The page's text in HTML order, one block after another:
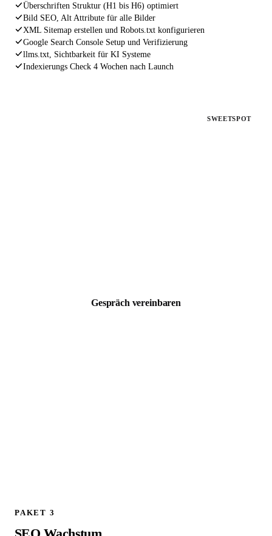
Überschriften Struktur (H1 bis H6) optimiert
Bild SEO, Alt Attribute für alle Bilder
XML Sitemap erstellen und Robots.txt konfigurieren
Google Search Console Setup und Verifizierung
llms.txt, Sichtbarkeit für KI Systeme
Indexierungs Check 4 Wochen nach Launch
SWEETSPOT
Gespräch vereinbaren
PAKET 3